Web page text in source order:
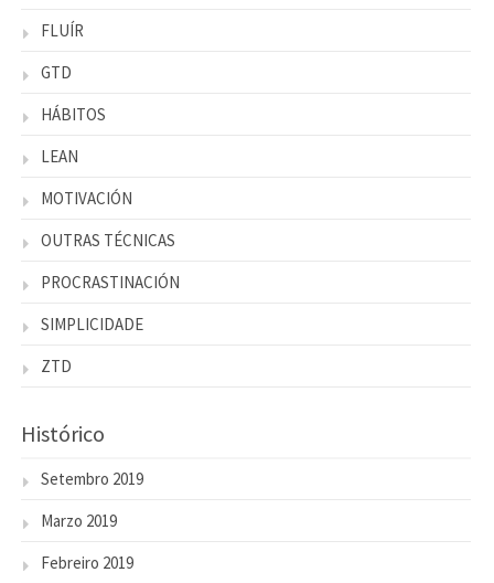
FLUÍR
GTD
HÁBITOS
LEAN
MOTIVACIÓN
OUTRAS TÉCNICAS
PROCRASTINACIÓN
SIMPLICIDADE
ZTD
Histórico
Setembro 2019
Marzo 2019
Febreiro 2019